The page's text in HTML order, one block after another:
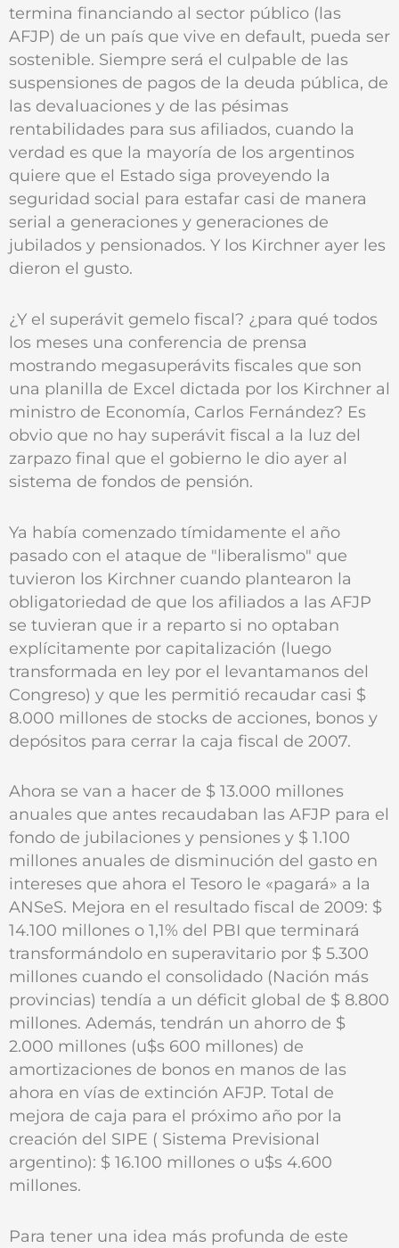
termina financiando al sector público (las
AFJP) de un país que vive en default, pueda ser
sostenible. Siempre será el culpable de las
suspensiones de pagos de la deuda pública, de
las devaluaciones y de las pésimas
rentabilidades para sus afiliados, cuando la
verdad es que la mayoría de los argentinos
quiere que el Estado siga proveyendo la
seguridad social para estafar casi de manera
serial a generaciones y generaciones de
jubilados y pensionados. Y los Kirchner ayer les
dieron el gusto.
¿Y el superávit gemelo fiscal? ¿para qué todos
los meses una conferencia de prensa
mostrando megasuperávits fiscales que son
una planilla de Excel dictada por los Kirchner al
ministro de Economía, Carlos Fernández? Es
obvio que no hay superávit fiscal a la luz del
zarpazo final que el gobierno le dio ayer al
sistema de fondos de pensión.
Ya había comenzado tímidamente el año
pasado con el ataque de "liberalismo" que
tuvieron los Kirchner cuando plantearon la
obligatoriedad de que los afiliados a las AFJP
se tuvieran que ir a reparto si no optaban
explícitamente por capitalización (luego
transformada en ley por el levantamanos del
Congreso) y que les permitió recaudar casi $
8.000 millones de stocks de acciones, bonos y
depósitos para cerrar la caja fiscal de 2007.
Ahora se van a hacer de $ 13.000 millones
anuales que antes recaudaban las AFJP para el
fondo de jubilaciones y pensiones y $ 1.100
millones anuales de disminución del gasto en
intereses que ahora el Tesoro le «pagará» a la
ANSeS. Mejora en el resultado fiscal de 2009: $
14.100 millones o 1,1% del PBI que terminará
transformándolo en superavitario por $ 5.300
millones cuando el consolidado (Nación más
provincias) tendía a un déficit global de $ 8.800
millones. Además, tendrán un ahorro de $
2.000 millones (u$s 600 millones) de
amortizaciones de bonos en manos de las
ahora en vías de extinción AFJP. Total de
mejora de caja para el próximo año por la
creación del SIPE ( Sistema Previsional
argentino): $ 16.100 millones o u$s 4.600
millones.
Para tener una idea más profunda de este